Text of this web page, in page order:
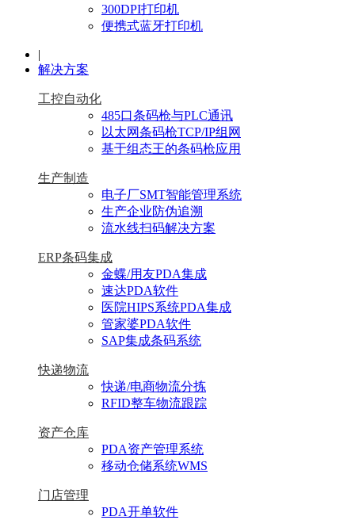
300DPI打印机
便携式蓝牙打印机
|
解决方案
工控自动化
485口条码枪与PLC通讯
以太网条码枪TCP/IP组网
基于组态王的条码枪应用
生产制造
电子厂SMT智能管理系统
生产企业防伪追溯
流水线扫码解决方案
ERP条码集成
金蝶/用友PDA集成
速达PDA软件
医院HIPS系统PDA集成
管家婆PDA软件
SAP集成条码系统
快递物流
快递/电商物流分拣
RFID整车物流跟踪
资产仓库
PDA资产管理系统
移动仓储系统WMS
门店管理
PDA开单软件